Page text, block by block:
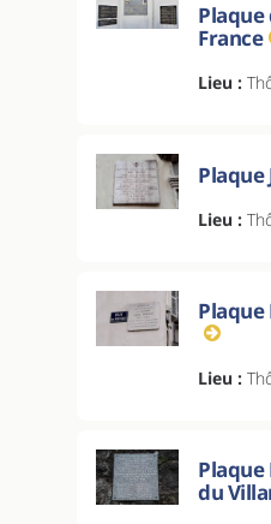
Plaque
France
Lieu :
Plaque
Lieu :
Plaque
Lieu :
du